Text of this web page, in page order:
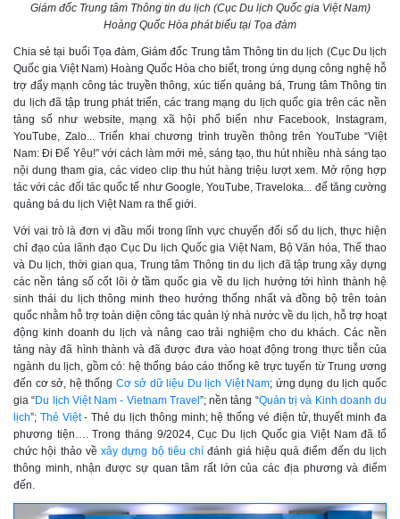
Giám đốc Trung tâm Thông tin du lịch (Cục Du lịch Quốc gia Việt Nam)
Hoàng Quốc Hòa phát biểu tại Tọa đàm
Chia sẻ tại buổi Tọa đàm, Giám đốc Trung tâm Thông tin du lịch (Cục Du lịch
Quốc gia Việt Nam) Hoàng Quốc Hòa cho biết, trong ứng dụng công nghệ hỗ
trợ đẩy mạnh công tác truyền thông, xúc tiến quảng bá, Trung tâm Thông tin
du lịch đã tập trung phát triển, các trang mạng du lịch quốc gia trên các nền
tảng số như website, mạng xã hội phổ biến như Facebook, Instagram,
YouTube, Zalo... Triển khai chương trình truyền thông trên YouTube “Việt
Nam: Đi Để Yêu!” với cách làm mới mẻ, sáng tạo, thu hút nhiều nhà sáng tạo
nội dung tham gia, các video clip thu hút hàng triệu lượt xem. Mở rộng hợp
tác với các đối tác quốc tế như Google, YouTube, Traveloka... để tăng cường
quảng bá du lịch Việt Nam ra thế giới.
Với vai trò là đơn vị đầu mối trong lĩnh vực chuyển đổi số du lịch, thực hiện
chỉ đạo của lãnh đạo Cục Du lịch Quốc gia Việt Nam, Bộ Văn hóa, Thể thao
và Du lịch, thời gian qua, Trung tâm Thông tin du lịch đã tập trung xây dựng
các nền tảng số cốt lõi ở tầm quốc gia về du lịch hướng tới hình thành hệ
sinh thái du lịch thông minh theo hướng thống nhất và đồng bộ trên toàn
quốc nhằm hỗ trợ toàn diện công tác quản lý nhà nước về du lịch, hỗ trợ hoạt
động kinh doanh du lịch và nâng cao trải nghiệm cho du khách. Các nền
tảng này đã hình thành và đã được đưa vào hoạt động trong thực tiễn của
ngành du lịch, gồm có: hệ thống báo cáo thống kê trực tuyến từ Trung ương
đến cơ sở, hệ thống Cơ sở dữ liệu Du lịch Việt Nam; ứng dụng du lịch quốc
gia“Du lịch Việt Nam - Vietnam Travel”; nền tảng “Quản trị và Kinh doanh du
lịch”; Thẻ Việt- Thẻ du lịch thông minh; hệ thống vé điện tử, thuyết minh đa
phương tiện…. Trong tháng 9/2024, Cục Du lịch Quốc gia Việt Nam đã tổ
chức hội thảo về xây dựng bộ tiêu chí đánh giá hiệu quả điểm đến du lịch
thông minh, nhận được sự quan tâm rất lớn của các địa phương và điểm
đến.